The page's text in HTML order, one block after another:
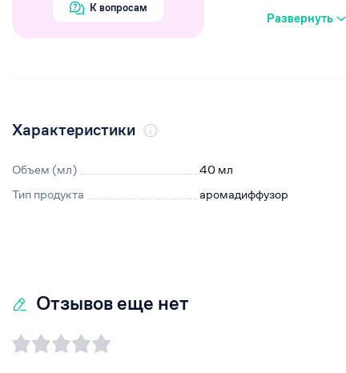
К вопросам
Развернуть
Характеристики
Объем (мл) 40 мл
Тип продукта
аромадиффузор
Отзывов еще нет